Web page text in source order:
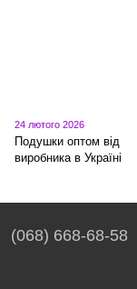
24 лютого 2026
Подушки оптом від
виробника в Україні
(068) 668-68-58